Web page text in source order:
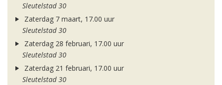
Sleutelstad 30
Zaterdag 7 maart, 17.00 uur
Sleutelstad 30
Zaterdag 28 februari, 17.00 uur
Sleutelstad 30
Zaterdag 21 februari, 17.00 uur
Sleutelstad 30